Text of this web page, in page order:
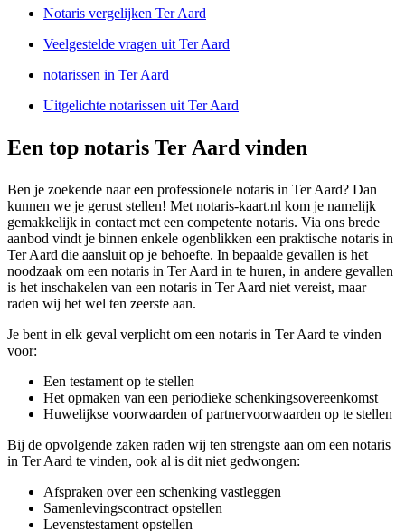
Notaris vergelijken Ter Aard
Veelgestelde vragen uit Ter Aard
notarissen in Ter Aard
Uitgelichte notarissen uit Ter Aard
Een top notaris Ter Aard vinden
Ben je zoekende naar een professionele notaris in Ter Aard? Dan
kunnen we je gerust stellen! Met notaris-kaart.nl kom je namelijk
gemakkelijk in contact met een competente notaris. Via ons brede
aanbod vindt je binnen enkele ogenblikken een praktische notaris in
Ter Aard die aansluit op je behoefte. In bepaalde gevallen is het
noodzaak om een notaris in Ter Aard in te huren, in andere gevallen
is het inschakelen van een notaris in Ter Aard niet vereist, maar
raden wij het wel ten zeerste aan.
Je bent in elk geval verplicht om een notaris in Ter Aard te vinden
voor:
Een testament op te stellen
Het opmaken van een periodieke schenkingsovereenkomst
Huwelijkse voorwaarden of partnervoorwaarden op te stellen
Bij de opvolgende zaken raden wij ten strengste aan om een notaris
in Ter Aard te vinden, ook al is dit niet gedwongen:
Afspraken over een schenking vastleggen
Samenlevingscontract opstellen
Levenstestament opstellen